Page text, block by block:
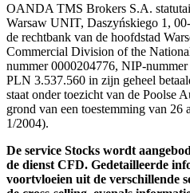
OANDA TMS Brokers S.A.
Warsaw UNIT, Daszyńskiego 1,
de rechtbank van de hoofdstad
Commercial Division of the
nummer 0000204776, NIP-
PLN 3.537.560 in zijn geheel
staat onder toezicht van de Poolse
grond van een toestemming van
1/2004).
De service Stocks wordt
de dienst CFD. Gedetailleerde
voortvloeien uit de verschillende